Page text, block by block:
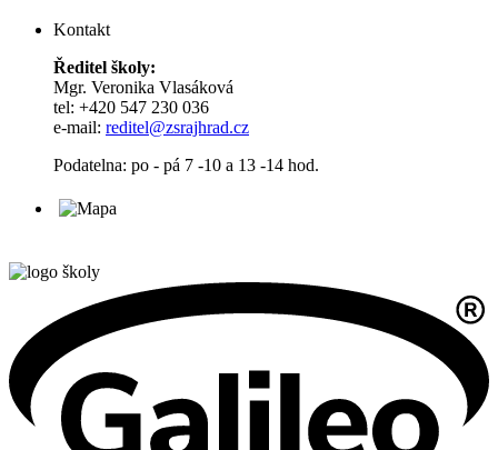
Kontakt
Ředitel školy:
Mgr. Veronika Vlasáková
tel: +420 547 230 036
e-mail: reditel@zsrajhrad.cz
Podatelna: po - pá 7 -10 a 13 -14 hod.